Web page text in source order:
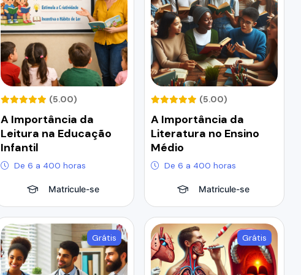
(5.00)
A Importância da
Leitura na Educação
Infantil
De 6 a 400 horas
Matricule-se
(5.00)
A Importância da
Literatura no Ensino
Médio
De 6 a 400 horas
Matricule-se
Grátis Grátis